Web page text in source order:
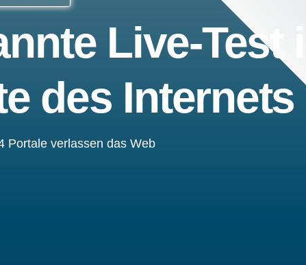
Live-Test in
des Internets
Portale verlassen das Web